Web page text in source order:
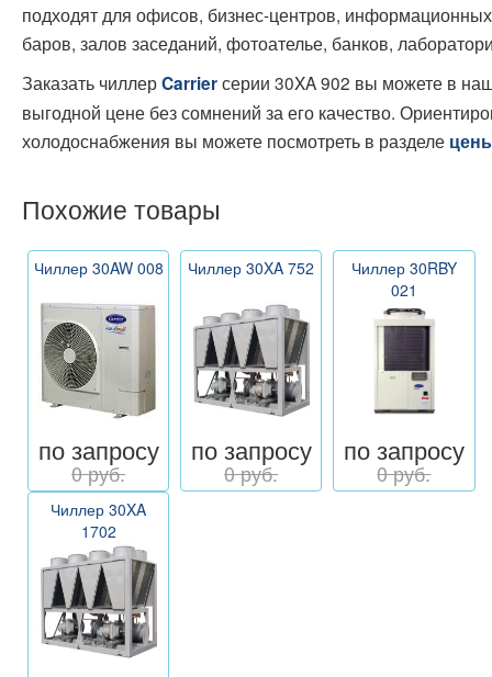
подходят для офисов, бизнес-центров,
баров, залов заседаний, фотоателье, банков,
Заказать чиллерCarrierсерии 30XA 902 вы можете в
выгодной цене без сомнений за его качество.
холодоснабжения вы можете посмотреть в разделе
Похожие товары
Чиллер 30AW 008
по запросу
0 руб.
Чиллер 30XA 752
по запросу
0 руб.
Чиллер 30RBY
021
по запросу
0 руб.
Чиллер 30XA
1702